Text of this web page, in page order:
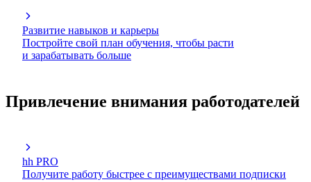
Развитие навыков и карьеры
Постройте свой план обучения, чтобы расти
и зарабатывать больше
Привлечение внимания работодателей
hh PRO
Получите работу быстрее с преимуществами подписки